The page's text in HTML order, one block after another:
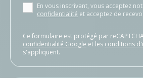
En vous inscrivant, vous acceptez
confidentialité et acceptez de
Ce formulaire est protégé par
confidentialité Google et les conditions
s'appliquent.